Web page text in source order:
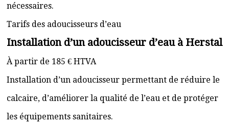
nécessaires.
Tarifs des adoucisseurs d’eau
Installation d’un adoucisseur d’eau à Herstal
À partir de 185 € HTVA
Installation d’un adoucisseur permettant de réduire le
calcaire, d’améliorer la qualité de l’eau et de protéger
les équipements sanitaires.